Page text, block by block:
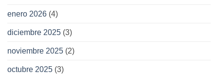
enero 2026 (4)
diciembre 2025 (3)
noviembre 2025 (2)
octubre 2025 (3)